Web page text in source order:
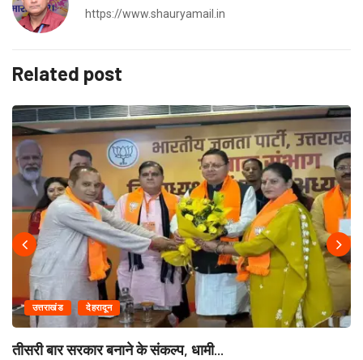
https://www.shauryamail.in
Related post
उत्तराखंड देहरादून
तीसरी बार सरकार बनाने के संकल्प, धामी...